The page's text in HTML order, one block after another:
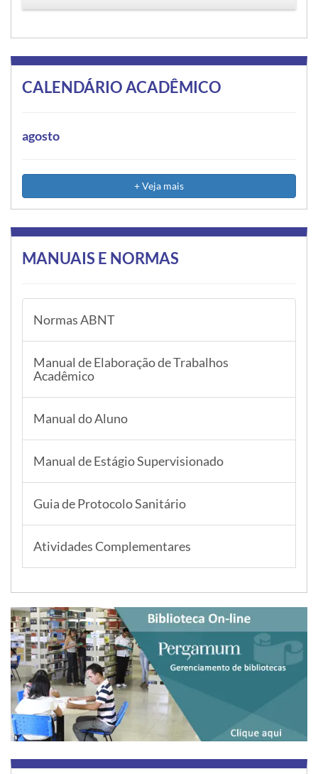
CALENDÁRIO ACADÊMICO
agosto
+ Veja mais
MANUAIS E NORMAS
Normas ABNT
Manual de Elaboração de Trabalhos
Acadêmico
Manual do Aluno
Manual de Estágio Supervisionado
Guia de Protocolo Sanitário
Atividades Complementares